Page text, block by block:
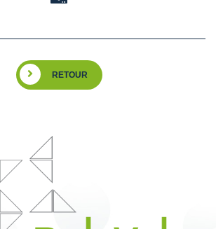
RETOUR